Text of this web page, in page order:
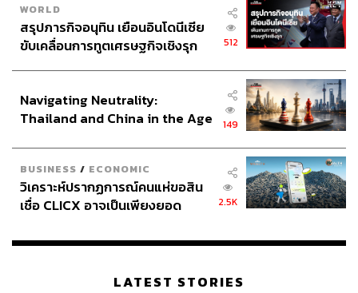
WORLD
สรุปภารกิจอนุทิน เยือนอินโดนีเซีย
ขับเคลื่อนการทูตเศรษฐกิจเชิงรุก
512
Navigating Neutrality:
Thailand and China in the Age
149
BUSINESS / ECONOMIC
วิเคราะห์ปรากฏการณ์คนแห่ขอสิน
เชื่อ CLICX อาจเป็นเพียงยอด
เรือนไทยที่ถูกซุกไว้
2.5K
LATEST STORIES